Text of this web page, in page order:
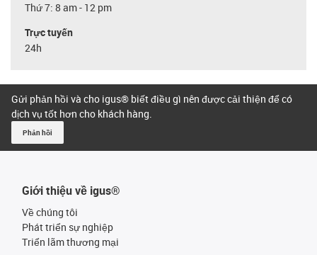
Thứ 7: 8 am - 12 pm
Trực tuyến
24h
Gửi phản hồi và cho igus® biết điều gì nên được cải thiện để có
dịch vụ tốt hơn cho khách hàng.
Phản hồi
Giới thiệu về igus®
Về chúng tôi
Phát triển sự nghiệp
Triển lãm thương mại